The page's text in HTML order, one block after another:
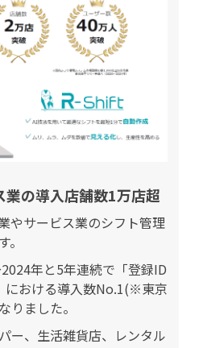
の導入店舗数1万店超
やサービス業のシフト管理
年と5年連続で「登録ID
における導入数No.1(※東京
りました。
ー、生活雑貨店、レンタル